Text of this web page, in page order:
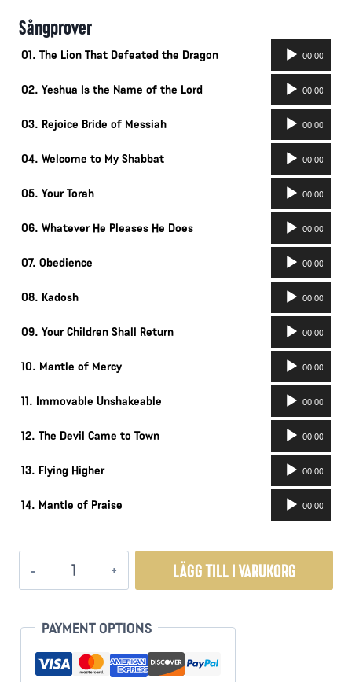
Sångprover
01. The Lion That Defeated the Dragon Ljudspelare
00:00
02. Yeshua Is the Name of the Lord Ljudspelare
00:00
03. Rejoice Bride of Messiah Ljudspelare
00:00
04. Welcome to My Shabbat Ljudspelare
00:00
05. Your Torah Ljudspelare
00:00
06. Whatever He Pleases He Does Ljudspelare
00:00
07. Obedience Ljudspelare
00:00
08. Kadosh Ljudspelare
00:00
09. Your Children Shall Return Ljudspelare
00:00
10. Mantle of Mercy Ljudspelare
00:00
11. Immovable Unshakeable Ljudspelare
00:00
12. The Devil Came to Town Ljudspelare
00:00
13. Flying Higher Ljudspelare
00:00
14. Mantle of Praise Ljudspelare
00:00
Instrumentalt
LÄGG TILL I VARUKORG
PAYMENT OPTIONS